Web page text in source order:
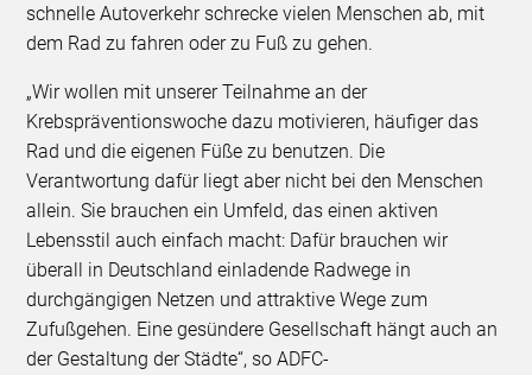
schnelle Autoverkehr schrecke vielen Menschen ab, mit
dem Rad zu fahren oder zu Fuß zu gehen.
„Wir wollen mit unserer Teilnahme an der
Krebspräventionswoche dazu motivieren, häufiger das
Rad und die eigenen Füße zu benutzen. Die
Verantwortung dafür liegt aber nicht bei den Menschen
allein. Sie brauchen ein Umfeld, das einen aktiven
Lebensstil auch einfach macht: Dafür brauchen wir
überall in Deutschland einladende Radwege in
durchgängigen Netzen und attraktive Wege zum
Zufußgehen. Eine gesündere Gesellschaft hängt auch an
der Gestaltung der Städte“, so ADFC-